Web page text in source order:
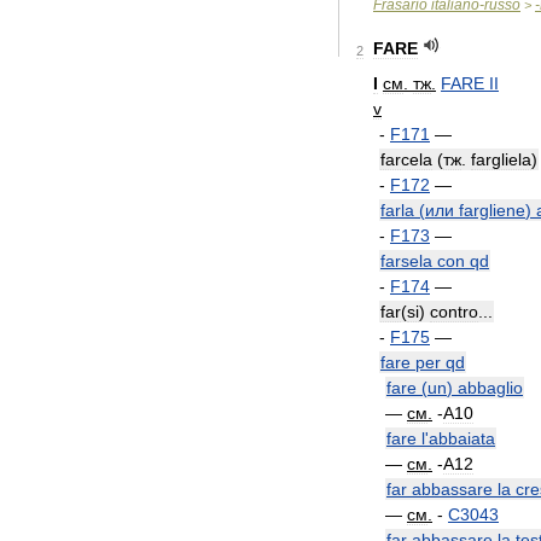
Frasario italiano-russo > -
2
FARE
I см тж FARE II
v
- F171 —
farcela (тж fargliela)
- F172 —
farla (или fargliene)
- F173 —
farsela con qd
- F174 —
far(si) contro
- F175 —
fare per qd
fare (un) abbaglio
— см -A10
fare l'abbaiata
— см -A12
far abbassare la
— см - C3043